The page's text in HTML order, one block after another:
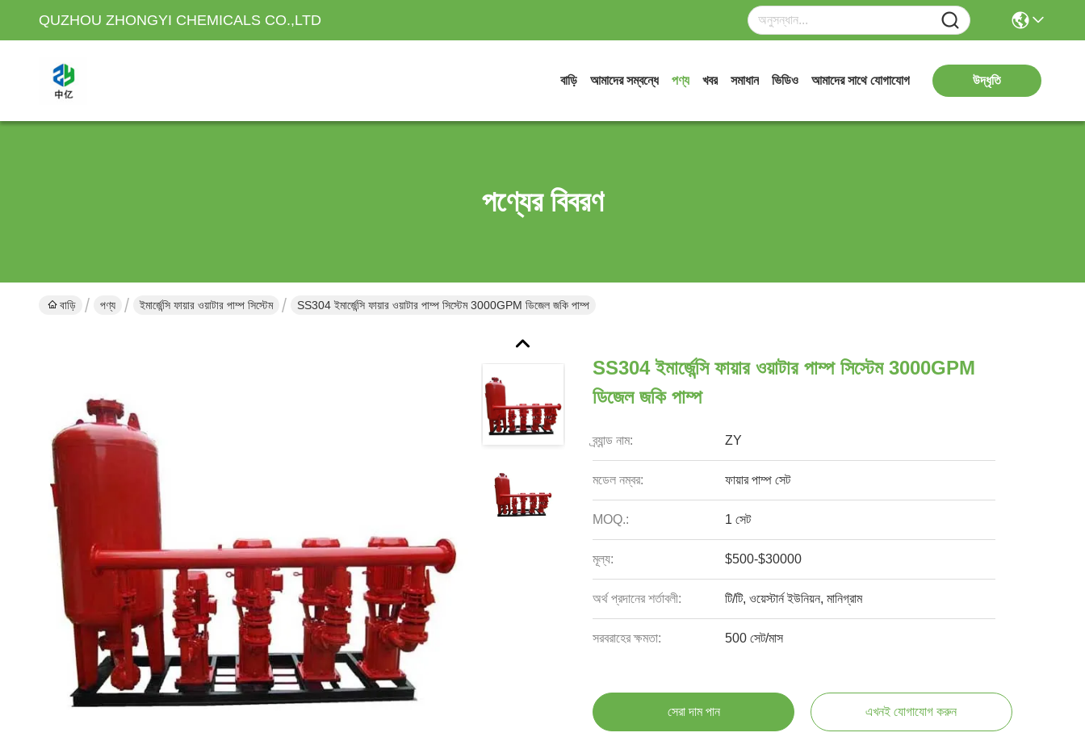
QUZHOU ZHONGYI CHEMICALS CO.,LTD
বাড়ি আমাদের সম্বন্ধে পণ্য খবর সমাধান ভিডিও আমাদের সাথে যোগাযোগ উদ্ধৃতি
পণ্যের বিবরণ
বাড়ি পণ্য ইমার্জেন্সি ফায়ার ওয়াটার পাম্প সিস্টেম SS304 ইমার্জেন্সি ফায়ার ওয়াটার পাম্প সিস্টেম 3000GPM ডিজেল জকি পাম্প
SS304 ইমার্জেন্সি ফায়ার ওয়াটার পাম্প সিস্টেম 3000GPM
ডিজেল জকি পাম্প
ব্র্যান্ড নাম: ZY
মডেল নম্বর: ফায়ার পাম্প সেট
MOQ.: 1 সেট
মূল্য: $500-$30000
অর্থ প্রদানের শর্তাবলী: টি/টি, ওয়েস্টার্ন ইউনিয়ন, মানিগ্রাম
সরবরাহের ক্ষমতা: 500 সেট/মাস
সেরা দাম পান এখনই যোগাযোগ করুন